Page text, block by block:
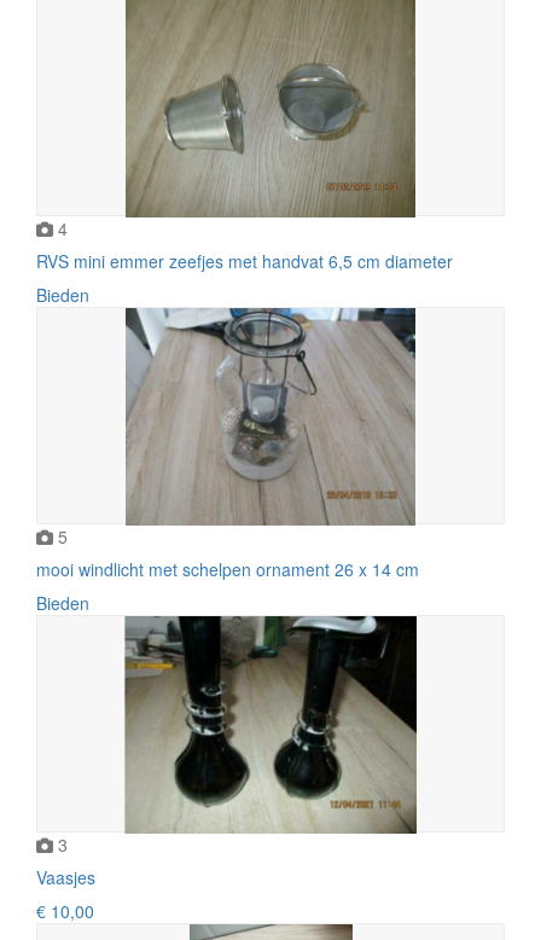
4
RVS mini emmer zeefjes met handvat 6,5 cm diameter
Bieden
5
mooi windlicht met schelpen ornament 26 x 14 cm
Bieden
3
Vaasjes
€ 10,00